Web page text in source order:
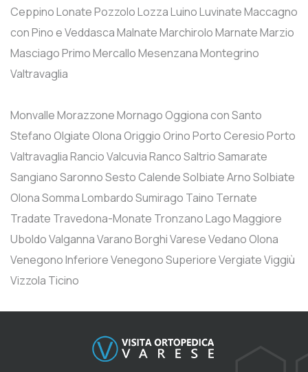
CeppinoLonate PozzoloLozzaLuinoLuvinateMaccagno
con Pino e VeddascaMalnateMarchiroloMarnateMarzio
Masciago PrimoMercalloMesenzanaMontegrino
Valtravaglia
MonvalleMorazzoneMornago Oggiona con Santo
Stefano Olgiate Olona Origgio OrinoPorto CeresioPorto
ValtravagliaRancio ValcuviaRancoSaltrioSamarate
SangianoSaronnoSesto CalendeSolbiate ArnoSolbiate
OlonaSomma LombardoSumirago Taino Ternate
Tradate Travedona-Monate Tronzano Lago Maggiore
UboldoValgannaVarano BorghiVareseVedano Olona
Venegono InferioreVenegono SuperioreVergiateViggiù
Vizzola Ticino